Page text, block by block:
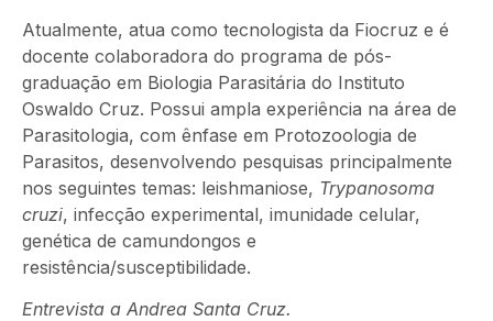
Atualmente, atua como tecnologista da Fiocruz e é
docente colaboradora do programa de pós-
graduação em Biologia Parasitária do Instituto
Oswaldo Cruz. Possui ampla experiência na área de
Parasitologia, com ênfase em Protozoologia de
Parasitos, desenvolvendo pesquisas principalmente
nos seguintes temas: leishmaniose, Trypanosoma
cruzi, infecção experimental, imunidade celular,
genética de camundongos e
resistência/susceptibilidade.
Entrevista a Andrea Santa Cruz.